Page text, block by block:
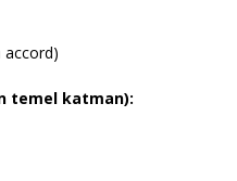
accord)
temel katman):